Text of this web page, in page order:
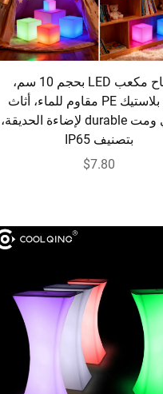
مصباح مكعب LED بحجم 10 سم،
مقعد بلاستيك PE مقاوم للماء، أثاث
عصري ومت durable لإضاءة الحديقة،
بتصنيف IP65
$7.80